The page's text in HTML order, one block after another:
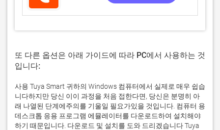
또 다른 옵션은 아래 가이드에 따라 PC에서 사용하는 것
입니다:
사용 Tuya Smart 귀하의 Windows 컴퓨터에서 실제로 매우 쉽습
니다하지만 당신 이이 과정을 처음 접한다면, 당신은 분명히 아
래 나열된 단계에주의를 기울일 필요가있을 것입니다. 컴퓨터 용
데스크톱 응용 프로그램 에뮬레이터를 다운로드하여 설치해야
하기 때문입니다. 다운로드 및 설치를 도와 드리겠습니다 Tuya